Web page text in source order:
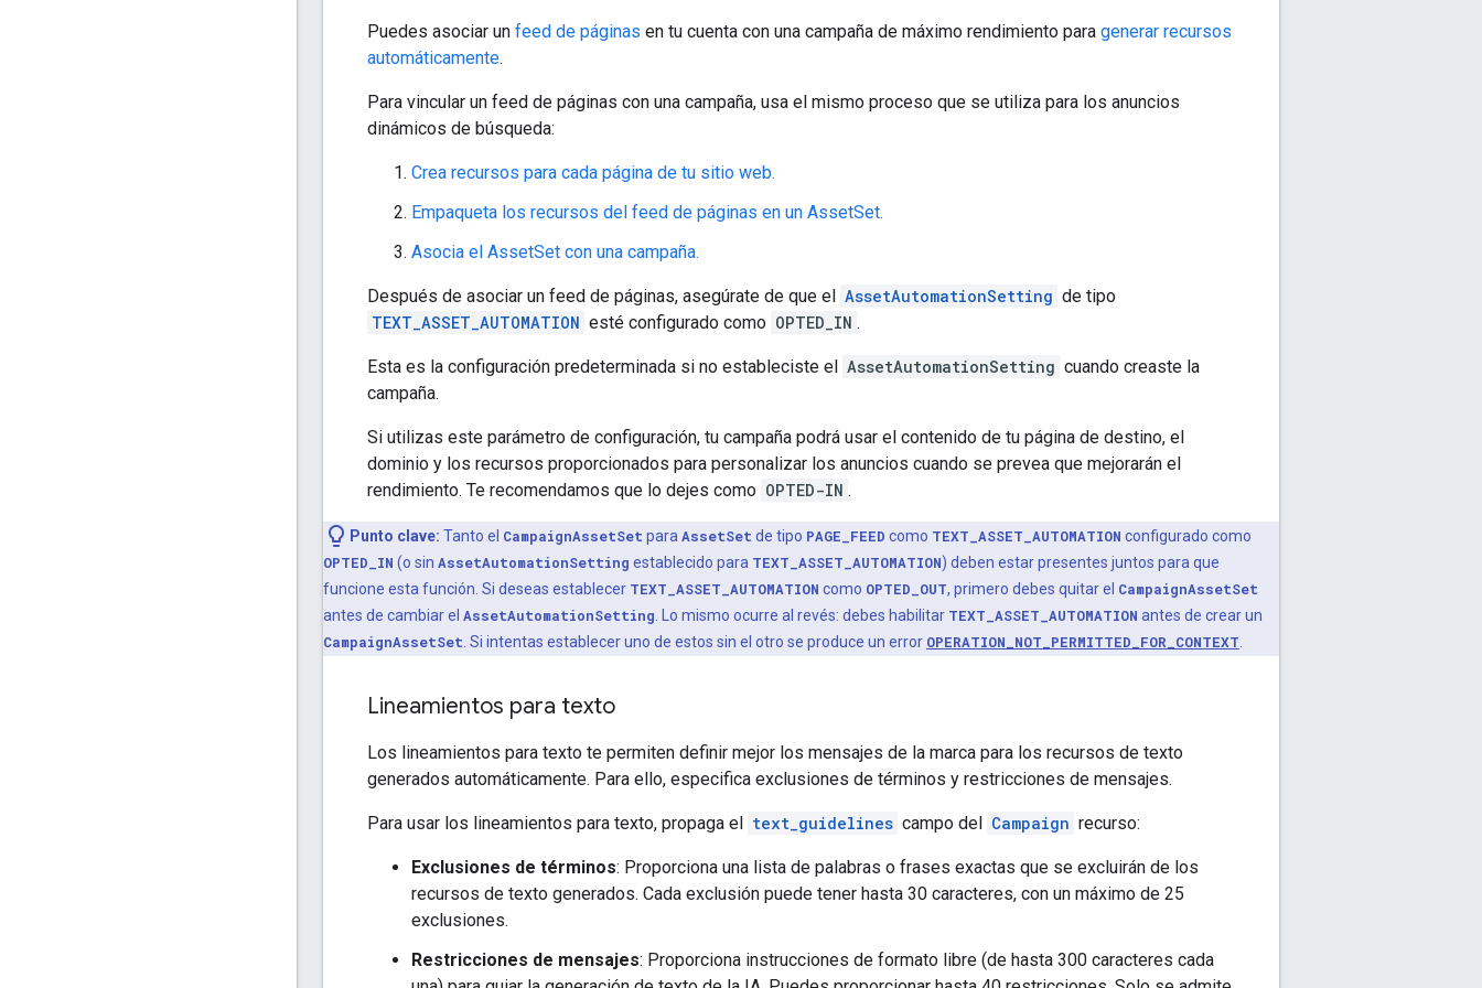
Puedes asociar un feed de páginas en tu cuenta con una campaña de máximo rendimiento para generar recursos
automáticamente.
Para vincular un feed de páginas con una campaña, usa el mismo proceso que se utiliza para los anuncios
dinámicos de búsqueda:
Crea recursos para cada página de tu sitio web.
Empaqueta los recursos del feed de páginas en un AssetSet.
Asocia el AssetSet con una campaña.
Después de asociar un feed de páginas, asegúrate de que el AssetAutomationSetting de tipo
TEXT_ASSET_AUTOMATION esté configurado como OPTED_IN .
Esta es la configuración predeterminada si no estableciste el AssetAutomationSetting cuando creaste la
campaña.
Si utilizas este parámetro de configuración, tu campaña podrá usar el contenido de tu página de destino, el
dominio y los recursos proporcionados para personalizar los anuncios cuando se prevea que mejorarán el
rendimiento. Te recomendamos que lo dejes como OPTED-IN .
Punto clave: Tanto el CampaignAssetSet para AssetSet de tipo PAGE_FEED como TEXT_ASSET_AUTOMATION configurado como
OPTED_IN (o sin AssetAutomationSetting establecido para TEXT_ASSET_AUTOMATION) deben estar presentes juntos para que
funcione esta función. Si deseas establecer TEXT_ASSET_AUTOMATION como OPTED_OUT, primero debes quitar el CampaignAssetSet
antes de cambiar el AssetAutomationSetting . Lo mismo ocurre al revés: debes habilitar TEXT_ASSET_AUTOMATION antes de crear un
CampaignAssetSet . Si intentas establecer uno de estos sin el otro se produce un error OPERATION_NOT_PERMITTED_FOR_CONTEXT
Lineamientos para texto
Los lineamientos para texto te permiten definir mejor los mensajes de la marca para los recursos de texto
generados automáticamente. Para ello, especifica exclusiones de términos y restricciones de mensajes.
Para usar los lineamientos para texto, propaga el text_guidelines campo del Campaign recurso:
Exclusiones de términos: Proporciona una lista de palabras o frases exactas que se excluirán de los
recursos de texto generados. Cada exclusión puede tener hasta 30 caracteres, con un máximo de 25
exclusiones.
Restricciones de mensajes: Proporciona instrucciones de formato libre (de hasta 300 caracteres cada